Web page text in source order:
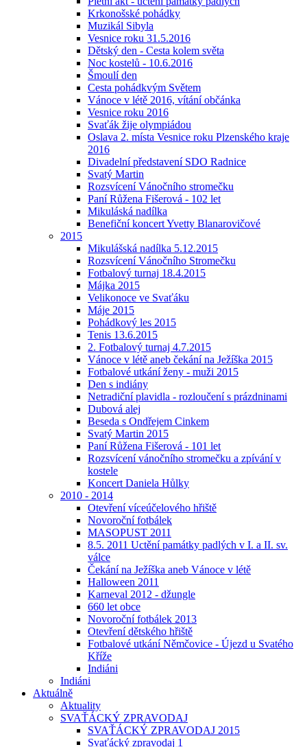
Krkonošské pohádky
Muzikál Sibyla
Vesnice roku 31.5.2016
Dětský den - Cesta kolem světa
Noc kostelů - 10.6.2016
Šmoulí den
Cesta pohádkvým Světem
Vánoce v létě 2016, vítání občánka
Vesnice roku 2016
Svaťák žije olympiádou
Oslava 2. místa Vesnice roku Plzenského kraje
2016
Divadelní představení SDO Radnice
Svatý Martin
Rozsvícení Vánočního stromečku
Paní Růžena Fišerová - 102 let
Mikuláská nadílka
Benefiční koncert Yvetty Blanarovičové
2015
Mikulášská nadílka 5.12.2015
Rozsvícení Vánočního Stromečku
Fotbalový turnaj 18.4.2015
Májka 2015
Velikonoce ve Svaťáku
Máje 2015
Pohádkový les 2015
Tenis 13.6.2015
2. Fotbalový turnaj 4.7.2015
Vánoce v létě aneb čekání na Ježíška 2015
Fotbalové utkání ženy - muži 2015
Den s indiány
Netradiční plavidla - rozloučení s prázdninami
Dubová alej
Beseda s Ondřejem Cinkem
Svatý Martin 2015
Paní Růžena Fišerová - 101 let
Rozsvícení vánočního stromečku a zpívání v
kostele
Koncert Daniela Hůlky
2010 - 2014
Otevření víceúčelového hřiště
Novoroční fotbálek
MASOPUST 2011
8.5. 2011 Uctění památky padlých v I. a II. sv.
válce
Čekání na Ježíška aneb Vánoce v létě
Halloween 2011
Karneval 2012 - džungle
660 let obce
Novoroční fotbálek 2013
Otevření dětského hřiště
Fotbalové utkání Němčovice - Újezd u Svatého
Kříže
Indiáni
Indiáni
Aktuálně
Aktuality
SVAŤÁCKÝ ZPRAVODAJ
SVAŤÁCKÝ ZPRAVODAJ 2015
Svaťácký zpravodaj 1